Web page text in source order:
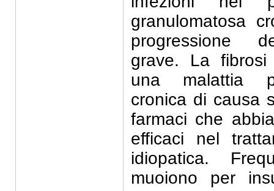
granulomatosa
progressione
grave. La
una malattia
cronica di causa
farmaci che
efficaci nel
idiopatica.
muoiono per